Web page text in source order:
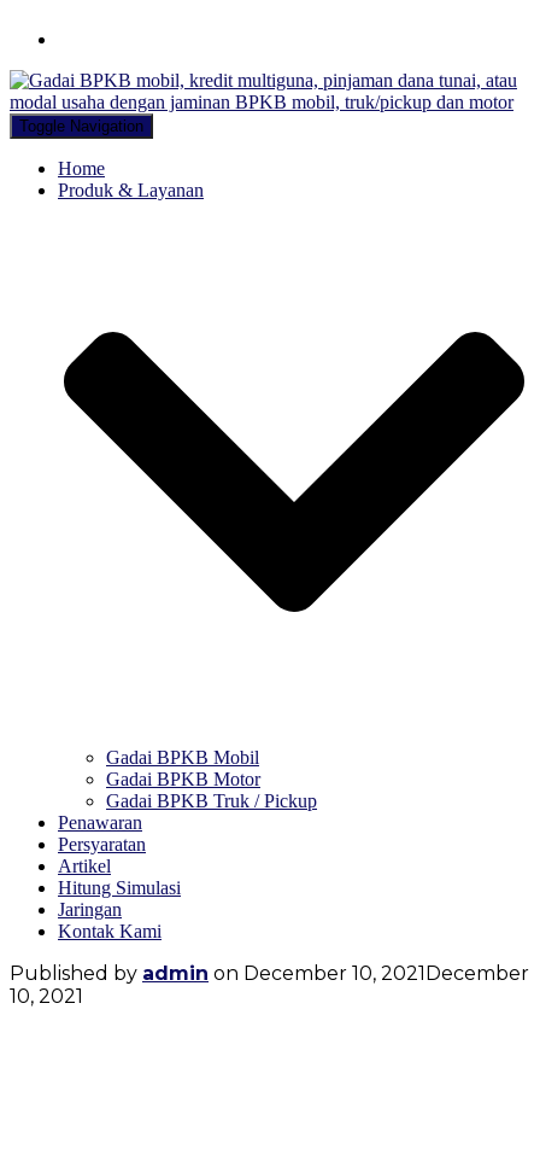
Toggle Navigation
Home
Produk & Layanan
Gadai BPKB Mobil
Gadai BPKB Motor
Gadai BPKB Truk / Pickup
Penawaran
Persyaratan
Artikel
Hitung Simulasi
Jaringan
Kontak Kami
Published by admin on December 10, 2021December
10, 2021